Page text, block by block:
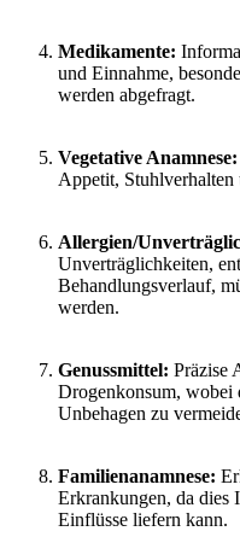
Medikamente:
und Einnahme,
werden abgefragt.
Vegetative Anamnese:
Appetit, Stuhlverhalten
Allergien/
Unverträglichkeiten,
Behandlungsverlauf,
werden.
Genussmittel: Präzise
Drogenkonsum, wobei
Unbehagen zu
Familienanamnese:
Erkrankungen, da dies
Einflüsse liefern kann.